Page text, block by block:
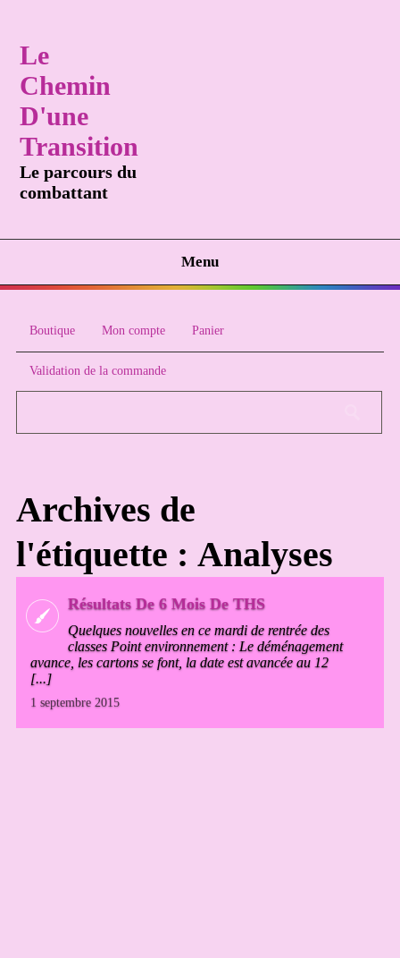
Le
Chemin
D'une
Transition
Le parcours du
combattant
Menu
Boutique Mon compte Panier
Validation de la commande
Archives de
l'étiquette : Analyses
Résultats De 6 Mois De THS
Quelques nouvelles en ce mardi de rentrée des
classes Point environnement : Le déménagement
avance, les cartons se font, la date est avancée au 12
[...]
1 septembre 2015